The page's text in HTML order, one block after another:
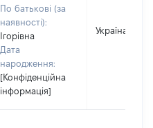
По батькові (за
наявності):
Ігорівна
Дата
народження:
[Конфіденційна
інформація]
Україна